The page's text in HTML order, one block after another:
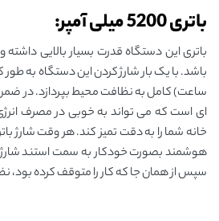
باتری 5200 میلی آمپر:
ساعت) کامل به نظافت محیط بپردازد. در
ای است که می تواند به خوبی در مصرف
خانه شما را به دقت تمیز کند. هر وقت شارژ
هوشمند بصورت خودکار به سمت استند شارژ
سپس از همان‌ جا که کار را متوقف کرده بود،